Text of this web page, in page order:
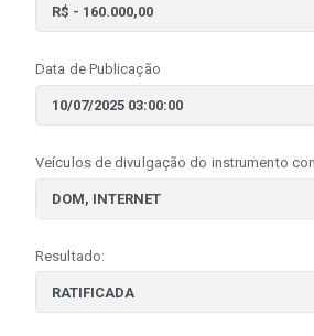
Data de Publicação
Veículos de divulgação do instrumento
Resultado: